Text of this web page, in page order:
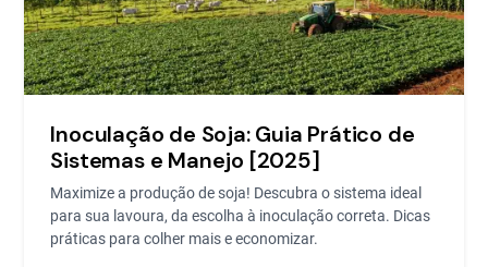
Inoculação de Soja: Guia Prático de
Sistemas e Manejo [2025]
Maximize a produção de soja! Descubra o sistema ideal
para sua lavoura, da escolha à inoculação correta. Dicas
práticas para colher mais e economizar.